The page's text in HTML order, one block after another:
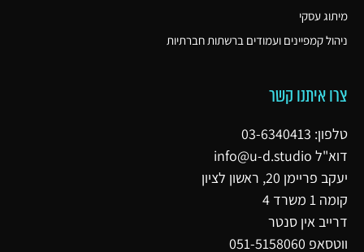
מיתוג עסקי
ניהול קמפיינים ועמודים ברשתות חברתיות
צרו איתנו קשר
טלפון: 03-6340413
דוא"ל info@u-d.studio
יעקב פריימן 20, ראשון לציון
קומה 1 משרד 4
דרייב אין סנטר
ווטסאפ 051-5158060